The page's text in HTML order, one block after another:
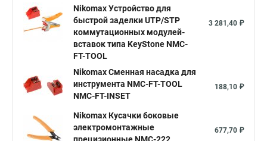
Nikomax Устройство для
быстрой заделки UTP/STP
коммутационных модулей-
вставок типа KeyStone NMC-
FT-TOOL
3 281,40 ₽
Nikomax Сменная насадка для
инструмента NMC-FT-TOOL
NMC-FT-INSET
188,10 ₽
Nikomax Кусачки боковые
электромонтажные
677,70 ₽